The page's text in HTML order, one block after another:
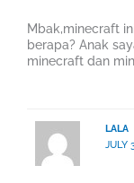
Mbak,minecraft
berapa? Anak
minecraft dan
LALA
JULY